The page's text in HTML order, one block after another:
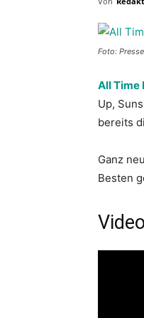
Foto:
All Time
Up,
bereits
Ganz
Besten